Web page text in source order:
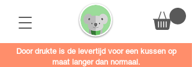
Door drukte is de levertijd voor een kussen op
maat langer dan normaal.